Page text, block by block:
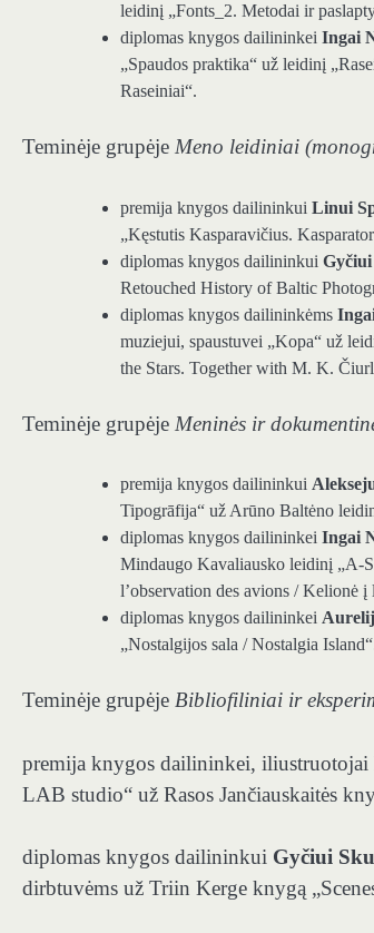
leidinį „Fonts_2. Metodai ir
diplomas knygos dailininkei Ingai
„Spaudos praktika“ už leidinį
Raseiniai“.
Teminėje grupėje Meno leidiniai
premija knygos dailininkui Linui
„Kęstutis Kasparavičius.
diplomas knygos dailininkui
Retouched History of Baltic
diplomas knygos dailininkėms
muziejui, spaustuvei „Kopa“ už
the Stars. Together with M. K.
Teminėje grupėje Meninės ir
premija knygos dailininkui
Tipogrāfija“ už Arūno Baltėno
diplomas knygos dailininkei Ingai
Mindaugo Kavaliausko leidinį „A-
l’observation des avions / Kelionė
diplomas knygos dailininkei
„Nostalgijos sala / Nostalgia
Teminėje grupėje Bibliofiliniai ir
premija knygos dailininkei, iliustruotojai
LAB studio“ už Rasos Jančiauskaitės
diplomas knygos dailininkui Gyčiui
dirbtuvėms už Triin Kerge knygą